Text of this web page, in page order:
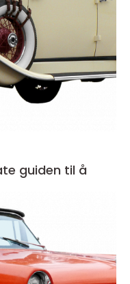
guiden til å